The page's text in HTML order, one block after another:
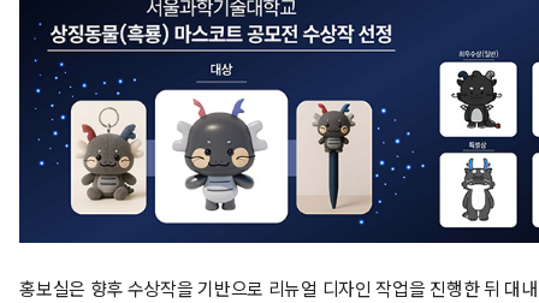
홍보실은 향후 수상작을 기반으로 리뉴얼 디자인 작업을 진행한 뒤 대